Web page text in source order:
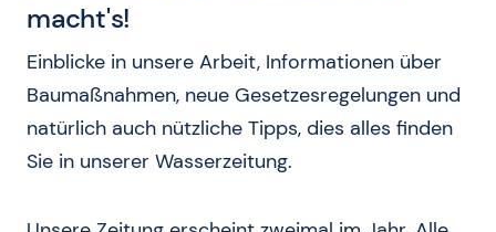
macht's!
Einblicke in unsere Arbeit, Informationen über
Baumaßnahmen, neue Gesetzesregelungen und
natürlich auch nützliche Tipps, dies alles finden
Sie in unserer Wasserzeitung.